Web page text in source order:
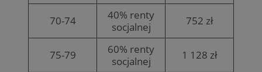
70-74
40% renty
socjalnej
752 zł
75-79
60% renty
socjalnej
1 128 zł